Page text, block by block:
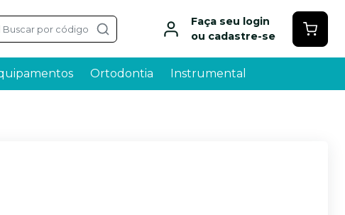
Buscar por código
Faça seu login
ou cadastre-se
Ortodontia Instrumental